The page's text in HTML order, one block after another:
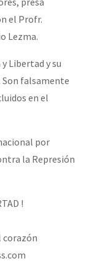
el Profr.
Lezma.
Libertad y su
Son falsamente
en el
por
la Represión
!
corazón